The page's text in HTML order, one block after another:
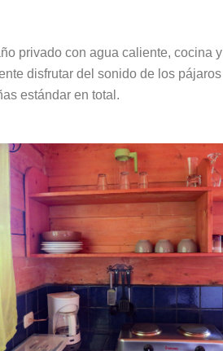
privado con agua caliente, cocina y
disfrutar del sonido de los pájaros
estándar en total.